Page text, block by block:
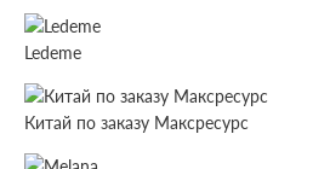
Ledeme
Китай по заказу Максресурс